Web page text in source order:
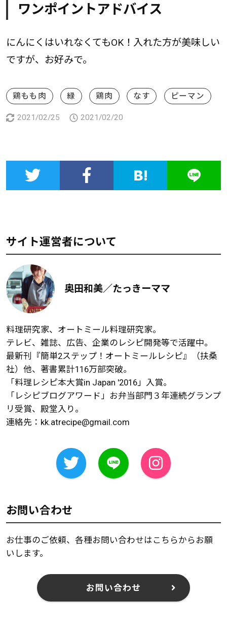
ワンポイントアドバイス
にんにくはいれなくてもOK！入れた方が美味しい
ですが、お好みで。
鶏もも肉 緑 鶏肉 なす ピーマン
2021/02/25 2021/02/20
サイト運営者について
奥田和美／たっきーママ
料理研究家、オートミール料理研究家。
テレビ、雑誌、広告、企業のレシピ開発等で活躍中。
最新刊『簡単2ステップ！オートミールレシピ』（扶桑
社）他、著書累計116万部突破。
「料理レシピ本大賞in Japan '2016」入賞。
「レシピブログアワード」お弁当部門３年連続グランプ
リ受賞、殿堂入り。
連絡先： kk.atrecipe@gmail.com
お問い合わせ
お仕事のご依頼、各種お問い合わせはこちらからお願
いします。
お問い合わせ